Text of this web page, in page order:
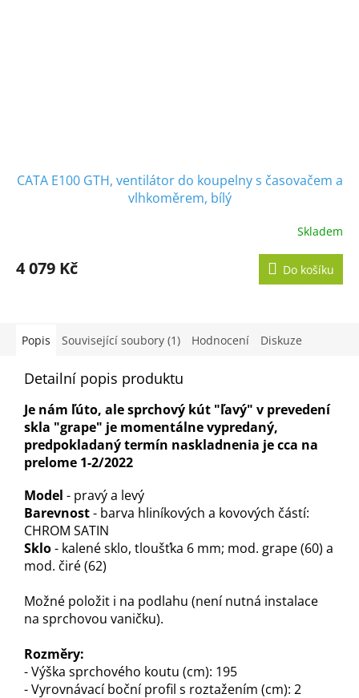
CATA E100 GTH, ventilátor do koupelny s časovačem a
vlhkoměrem, bílý
produktu
je
hvězdiček.
Skladem
4 079 Kč Do košíku
Popis Související soubory (1) Hodnocení Diskuze
Detailní popis produktu
Je nám ľúto, ale sprchový kút "ľavý" v prevedení
skla "grape" je momentálne vypredaný,
predpokladaný termín naskladnenia je cca na
prelome 1-2/2022
Model - pravý a levý
Barevnost- barva hliníkových a kovových částí:
CHROM SATIN
Sklo- kalené sklo, tloušťka 6 mm; mod. grape (60) a
mod. čiré (62)
Možné položit i na podlahu (není nutná instalace
na sprchovou vaničku).
Rozměry:
- Výška sprchového koutu (cm): 195
- Vyrovnávací boční profil s roztažením (cm): 2